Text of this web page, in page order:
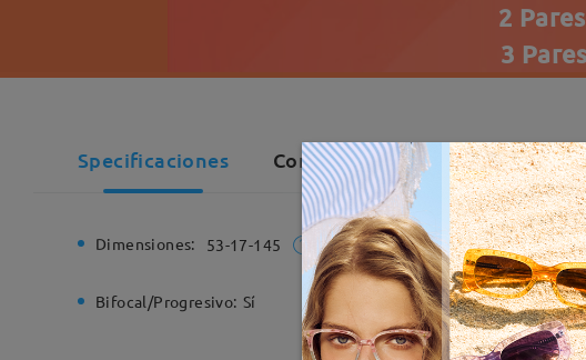
2
3
Specificaciones Comentarios de Clientes(355)
Dimensiones: 53-17-145 Ancho de la montura:
Bifocal/Progresivo: Sí Bisagra de resorte: